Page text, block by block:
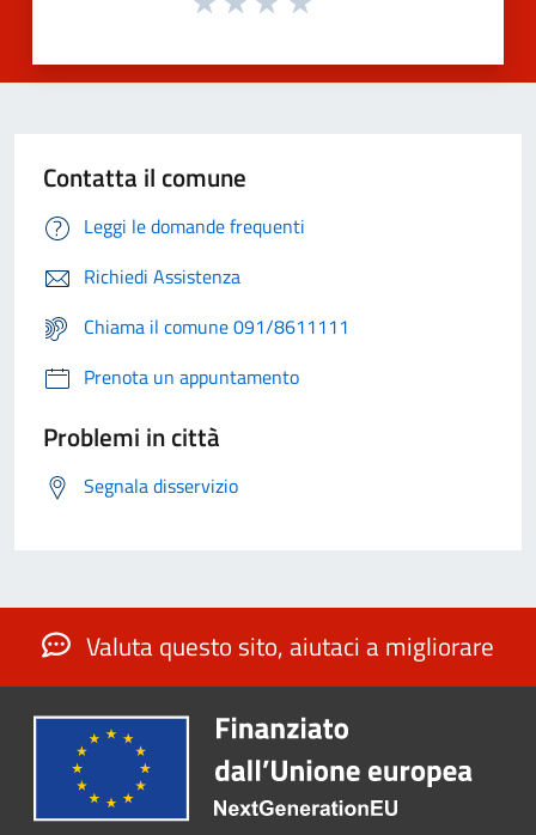
Contatta il comune
Leggi le domande frequenti
Richiedi Assistenza
Chiama il comune 091/8611111
Prenota un appuntamento
Problemi in città
Segnala disservizio
Valuta questo sito, aiutaci a migliorare